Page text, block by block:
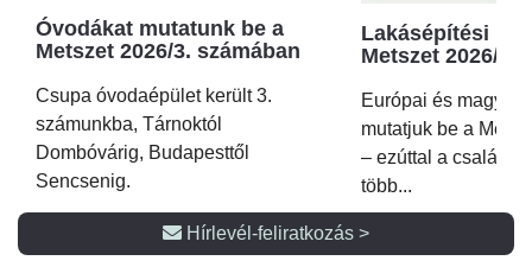
Óvodákat mutatunk be a
Metszet 2026/3. számában
Csupa óvodaépület került 3.
számunkba, Tárnoktól
Dombóvárig, Budapesttől
Sencsenig.
Lakásépítési
Metszet 2026/2.
Európai és magyar
mutatjuk be a
– ezúttal a családi
több...
Hírlevél-feliratkozás >